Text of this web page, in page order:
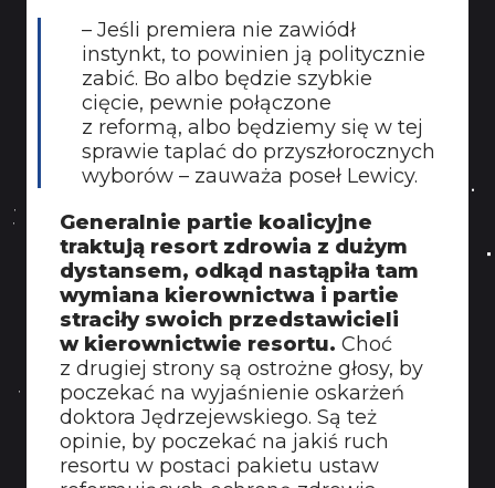
– Jeśli premiera nie zawiódł
instynkt, to powinien ją politycznie
zabić. Bo albo będzie szybkie
cięcie, pewnie połączone
z reformą, albo będziemy się w tej
sprawie taplać do przyszłorocznych
wyborów – zauważa poseł Lewicy.
Generalnie partie koalicyjne
traktują resort zdrowia z dużym
dystansem, odkąd nastąpiła tam
wymiana kierownictwa i partie
straciły swoich przedstawicieli
w kierownictwie resortu. Choć
z drugiej strony są ostrożne głosy, by
poczekać na wyjaśnienie oskarżeń
doktora Jędrzejewskiego. Są też
opinie, by poczekać na jakiś ruch
resortu w postaci pakietu ustaw